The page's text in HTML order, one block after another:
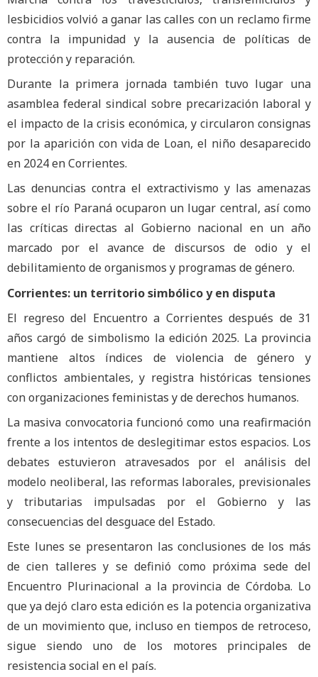
lesbicidios volvió a ganar las calles con un reclamo firme
contra la impunidad y la ausencia de políticas de
protección y reparación.
Durante la primera jornada también tuvo lugar una
asamblea federal sindical sobre precarización laboral y
el impacto de la crisis económica, y circularon consignas
por la aparición con vida de Loan, el niño desaparecido
en 2024 en Corrientes.
Las denuncias contra el extractivismo y las amenazas
sobre el río Paraná ocuparon un lugar central, así como
las críticas directas al Gobierno nacional en un año
marcado por el avance de discursos de odio y el
debilitamiento de organismos y programas de género.
Corrientes: un territorio simbólico y en disputa
El regreso del Encuentro a Corrientes después de 31
años cargó de simbolismo la edición 2025. La provincia
mantiene altos índices de violencia de género y
conflictos ambientales, y registra históricas tensiones
con organizaciones feministas y de derechos humanos.
La masiva convocatoria funcionó como una reafirmación
frente a los intentos de deslegitimar estos espacios. Los
debates estuvieron atravesados por el análisis del
modelo neoliberal, las reformas laborales, previsionales
y tributarias impulsadas por el Gobierno y las
consecuencias del desguace del Estado.
Este lunes se presentaron las conclusiones de los más
de cien talleres y se definió como próxima sede del
Encuentro Plurinacional a la provincia de Córdoba. Lo
que ya dejó claro esta edición es la potencia organizativa
de un movimiento que, incluso en tiempos de retroceso,
sigue siendo uno de los motores principales de
resistencia social en el país.